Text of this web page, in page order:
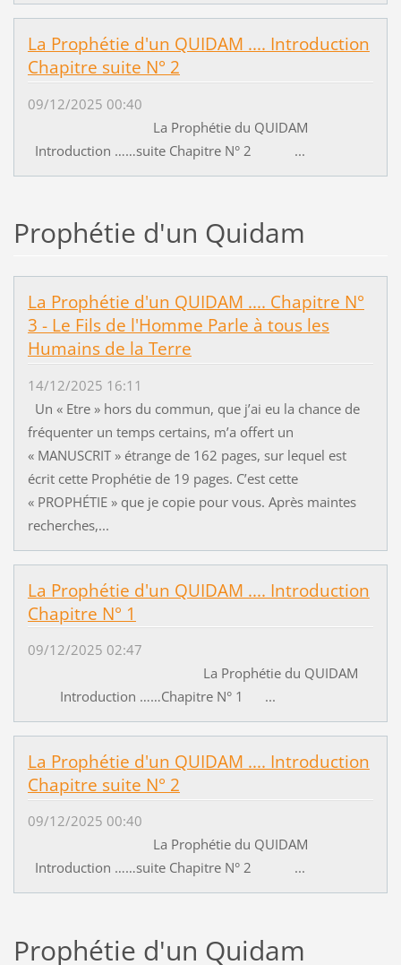
La Prophétie d'un QUIDAM .... Introduction
Chapitre suite N° 2
09/12/2025 00:40
La Prophétie du QUIDAM
Introduction ……suite Chapitre N° 2 ...
Prophétie d'un Quidam
La Prophétie d'un QUIDAM .... Chapitre N°
3 - Le Fils de l'Homme Parle à tous les
Humains de la Terre
14/12/2025 16:11
Un « Etre » hors du commun, que j’ai eu la chance de
fréquenter un temps certains, m’a offert un
« MANUSCRIT » étrange de 162 pages, sur lequel est
écrit cette Prophétie de 19 pages. C’est cette
« PROPHÉTIE » que je copie pour vous. Après maintes
recherches,...
La Prophétie d'un QUIDAM .... Introduction
Chapitre N° 1
09/12/2025 02:47
La Prophétie du QUIDAM
Introduction ……Chapitre N° 1 ...
La Prophétie d'un QUIDAM .... Introduction
Chapitre suite N° 2
09/12/2025 00:40
La Prophétie du QUIDAM
Introduction ……suite Chapitre N° 2 ...
Prophétie d'un Quidam